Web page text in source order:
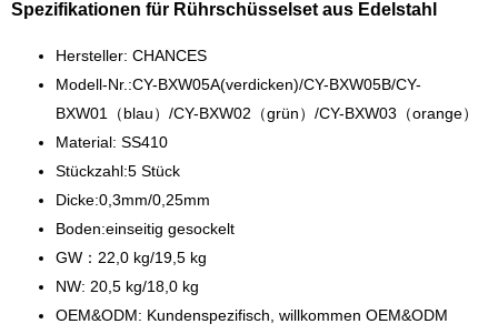
Spezifikationen für Rührschüsselset aus Edelstahl
Hersteller: CHANCES
Modell-Nr.:CY-BXW05A(verdicken)/CY-BXW05B/CY-
BXW01（blau）/CY-BXW02（grün）/CY-BXW03（orange）
Material: SS410
Stückzahl:5 Stück
Dicke:0,3mm/0,25mm
Boden:einseitig gesockelt
GW：22,0 kg/19,5 kg
NW: 20,5 kg/18,0 kg
OEM&ODM: Kundenspezifisch, willkommen OEM&ODM